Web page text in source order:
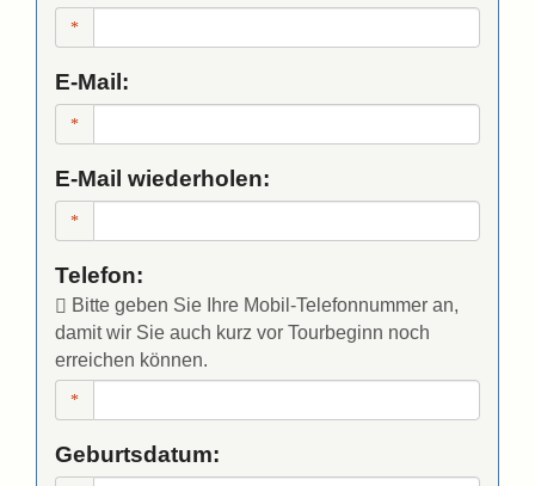
E-Mail:
E-Mail wiederholen:
Telefon:
Bitte geben Sie Ihre Mobil-Telefonnummer an,
damit wir Sie auch kurz vor Tourbeginn noch
erreichen können.
Geburtsdatum: